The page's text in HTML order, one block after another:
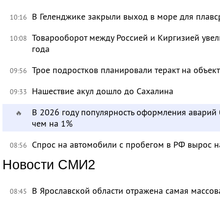
10:16 В Геленджике закрыли выход в море для
10:08 Товарооборот между Россией и Киргизией
года
09:56 Трое подростков планировали теракт на
09:33 Нашествие акул дошло до Сахалина
🔥
В 2026 году популярность оформления
чем на 1%
08:56 Спрос на автомобили с пробегом в РФ вырос
Новости СМИ2
08:45 В Ярославской области отражена самая